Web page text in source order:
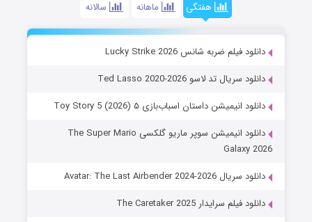
هفتگی ماهانه سالانه
دانلود فیلم ضربه شانس Lucky Strike 2026
دانلود سریال تد لاسو Ted Lasso 2020-2026
دانلود انیمیشن داستان اسباب‌بازی ۵ Toy Story 5 (2026)
دانلود انیمیشن سوپر ماریو گلکسی The Super Mario
Galaxy 2026
دانلود سریال Avatar: The Last Airbender 2024-2026
دانلود فیلم سرایدار The Caretaker 2025